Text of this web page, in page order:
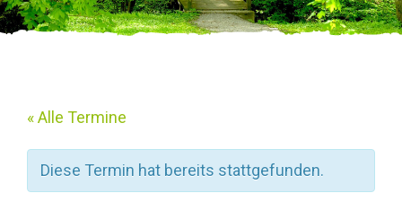
« Alle Termine
Diese Termin hat bereits stattgefunden.